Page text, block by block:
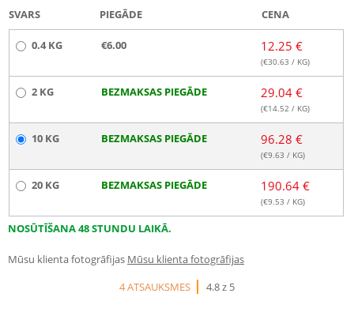
SVARS PIEGĀDE CENA
0.4 KG €6.00 12.25 €
(€30.63 / KG)
2 KG BEZMAKSAS PIEGĀDE 29.04 €
(€14.52 / KG)
10 KG BEZMAKSAS PIEGĀDE 96.28 €
(€9.63 / KG)
20 KG BEZMAKSAS PIEGĀDE 190.64 €
(€9.53 / KG)
NOSŪTĪŠANA 48 STUNDU LAIKĀ.
Mūsu klienta fotogrāfijas Mūsu klienta fotogrāfijas
4 ATSAUKSMES
4.8 z 5